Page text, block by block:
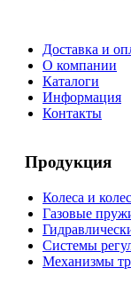
Доставка и
О компании
Каталоги
Информация
Контакты
Продукция
Колеса и
Газовые
Системы
Механизмы